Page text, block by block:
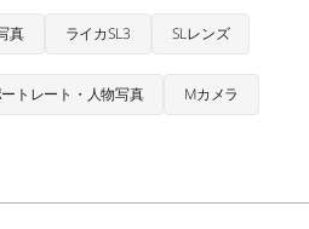
真 ライカSL3 SLレンズ
トレート・人物写真 Mカメラ